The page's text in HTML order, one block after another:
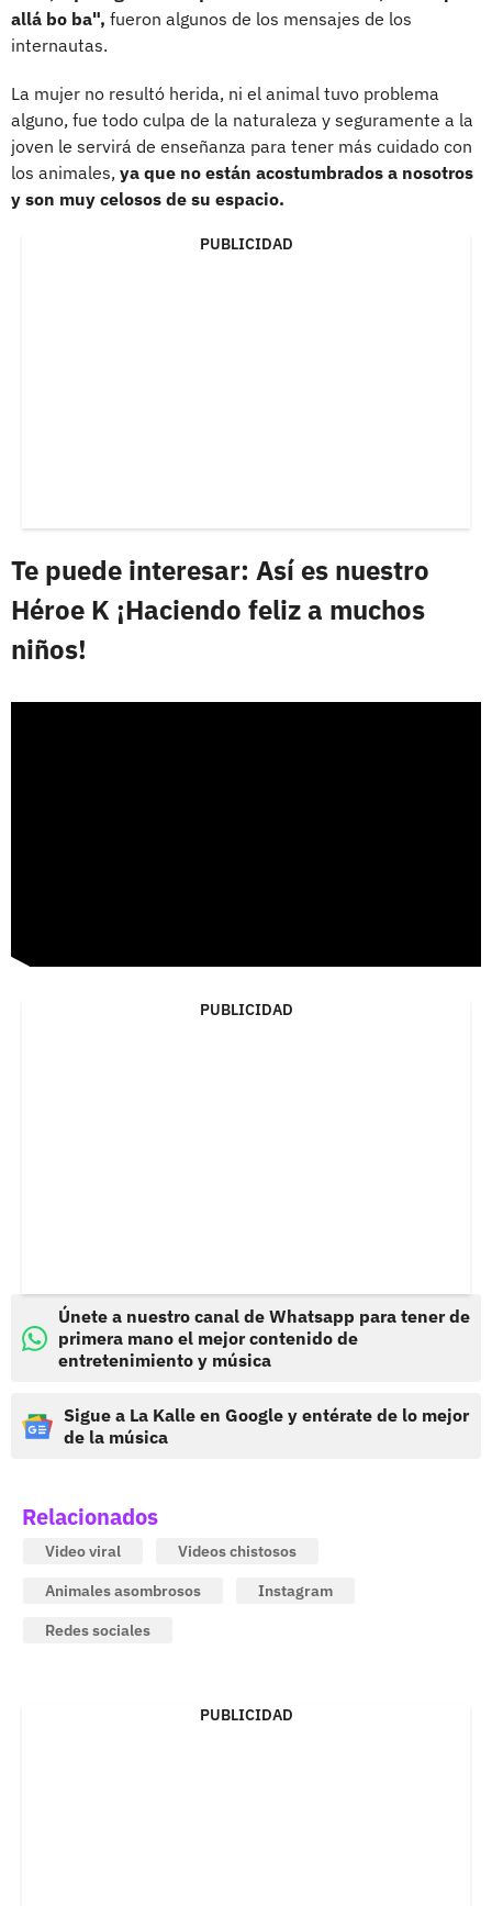
allá bo ba", fueron algunos de los mensajes de los
internautas.
La mujer no resultó herida, ni el animal tuvo problema
alguno, fue todo culpa de la naturaleza y seguramente a la
joven le servirá de enseñanza para tener más cuidado con
los animales, ya que no están acostumbrados a nosotros
y son muy celosos de su espacio.
PUBLICIDAD
Te puede interesar: Así es nuestro
Héroe K ¡Haciendo feliz a muchos
niños!
PUBLICIDAD
Únete a nuestro canal de Whatsapp para tener de
primera mano el mejor contenido de
entretenimiento y música
Sigue a La Kalle en Google y entérate de lo mejor
de la música
Relacionados
Video viral
Videos chistosos
Animales asombrosos
Instagram
Redes sociales
PUBLICIDAD